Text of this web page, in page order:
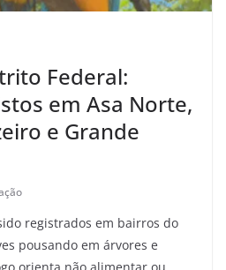
Federal:
em Asa Norte,
e Grande
registrados em bairros do
pousando em árvores e